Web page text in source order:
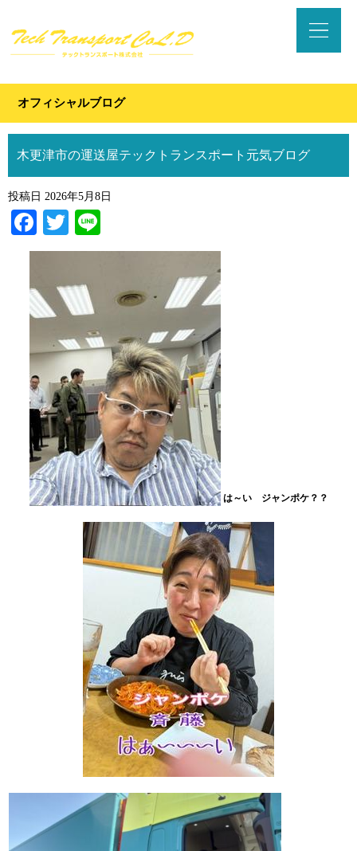
オフィシャルブログ
木更津市の運送屋テックトランスポート元気ブログ
投稿日 2026年5月8日
Facebook
Twitter
は～い ジャンポケ？？